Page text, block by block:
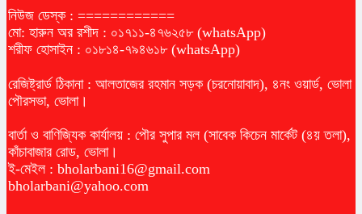
নিউজ ডেস্ক : ============
মো: হারুন অর রশীদ : ০১৭১১-৪৭৬২৫৮ (whatsApp)
শরীফ হোসাইন : ০১৮১৪-৭৯৪৬১৮ (whatsApp)
রেজিষ্ট্রার্ড ঠিকানা : আলতাজের রহমান সড়ক (চরনোয়াবাদ), ৪নং ওয়ার্ড, ভোলা
পৌরসভা, ভোলা।
বার্তা ও বাণিজ্যিক কার্যালয় : পৌর সুপার মল (সাবেক কিচেন মার্কেট (৪য় তলা),
কাঁচাবাজার রোড, ভোলা।
ই-মেইল : bholarbani16@gmail.com
bholarbani@yahoo.com